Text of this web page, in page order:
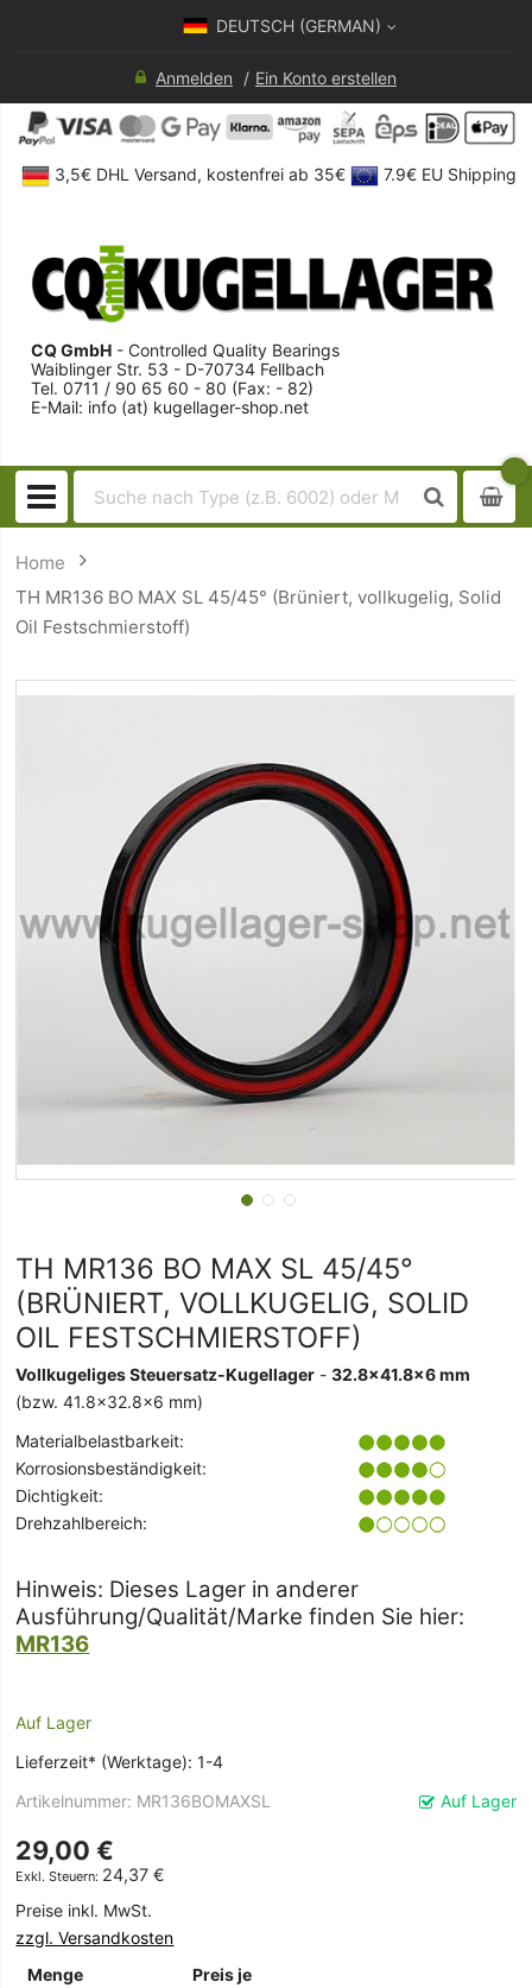
DEUTSCH (GERMAN)
Anmelden Ein Konto erstellen
3,5€ DHL Versand, kostenfrei ab 35€ 7.9€ EU Shipping
CQ GmbH - Controlled Quality Bearings
Waiblinger Str. 53 - D-70734 Fellbach
Tel. 0711 / 90 65 60 - 80 (Fax: - 82)
E-Mail: info (at) kugellager-shop.net
Home
TH MR136 BO MAX SL 45/45° (Brüniert, vollkugelig, Solid
Oil Festschmierstoff)
TH MR136 BO MAX SL 45/45°
(BRÜNIERT, VOLLKUGELIG, SOLID
OIL FESTSCHMIERSTOFF)
Vollkugeliges Steuersatz-Kugellager -32.8x41.8x6 mm
(bzw. 41.8x32.8x6 mm)
Materialbelastbarkeit:
Korrosionsbeständigkeit:
Dichtigkeit:
Drehzahlbereich:
Hinweis: Dieses Lager in anderer
Ausführung/Qualität/Marke finden Sie hier:
MR136
Auf Lager
Lieferzeit* (Werktage): 1-4
Auf Lager
Artikelnummer MR136BOMAXSL
29,00 €
24,37 €
Preise inkl. MwSt.
zzgl. Versandkosten
Menge
Preis je